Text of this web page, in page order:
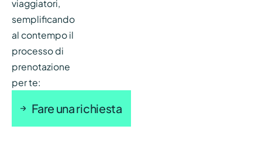
viaggiatori,
semplificando
al contempo il
processo di
prenotazione
per te:
Fare una richiesta